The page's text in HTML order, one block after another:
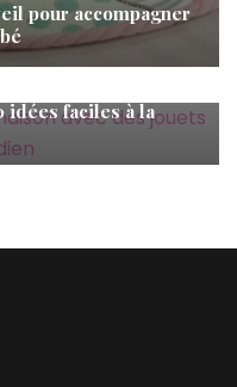
pour accompagner
idées faciles à la